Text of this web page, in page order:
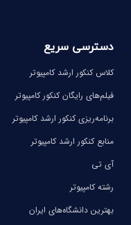
دسترسی سریع
کلاس کنکور ارشد کامپیوتر
فیلم‌های رایگان کنکور کامپیوتر
برنامه‌ریزی کنکور ارشد کامپیوتر
منابع کنکور ارشد کامپیوتر
آی تی
رشته کامپیوتر
بهترین دانشگاه‌های ایران